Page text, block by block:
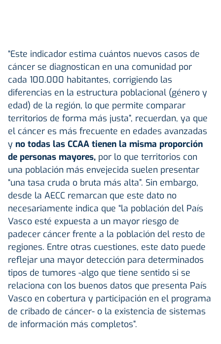
“Este indicador estima cuántos nuevos casos de
cáncer se diagnostican en una comunidad por
cada 100.000 habitantes, corrigiendo las
diferencias en la estructura poblacional (género y
edad) de la región, lo que permite comparar
territorios de forma más justa”, recuerdan, ya que
el cáncer es más frecuente en edades avanzadas
y no todas las CCAA tienen la misma proporción
de personas mayores, por lo que territorios con
una población más envejecida suelen presentar
“una tasa cruda o bruta más alta”. Sin embargo,
desde la AECC remarcan que este dato no
necesariamente indica que “la población del País
Vasco esté expuesta a un mayor riesgo de
padecer cáncer frente a la población del resto de
regiones. Entre otras cuestiones, este dato puede
reflejar una mayor detección para determinados
tipos de tumores -algo que tiene sentido si se
relaciona con los buenos datos que presenta País
Vasco en cobertura y participación en el programa
de cribado de cáncer- o la existencia de sistemas
de información más completos”.